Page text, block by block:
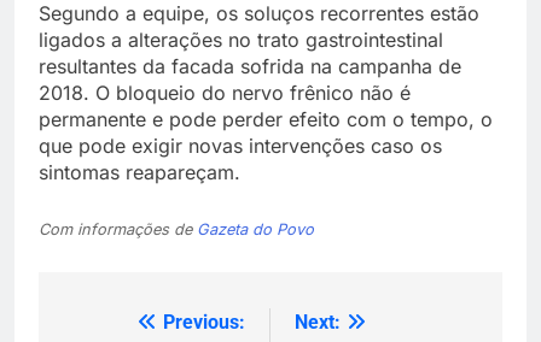
Segundo a equipe, os soluços recorrentes estão
ligados a alterações no trato gastrointestinal
resultantes da facada sofrida na campanha de
2018. O bloqueio do nervo frênico não é
permanente e pode perder efeito com o tempo, o
que pode exigir novas intervenções caso os
sintomas reapareçam.
Com informações de Gazeta do Povo
Navegação
Previous:
Next: